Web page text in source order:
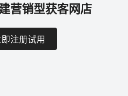
营销型获客网店
注册试用